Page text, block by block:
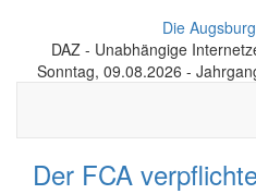
Die
DAZ - Unabhängige
Sonntag, 09.08.2026 -
Der FCA